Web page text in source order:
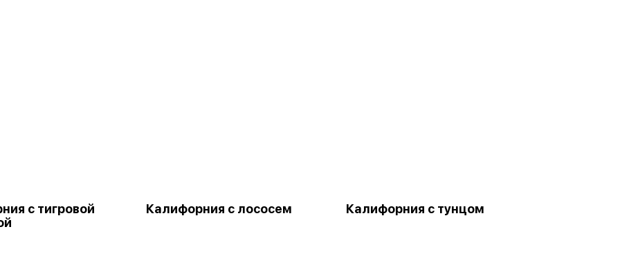
с тигровой
Калифорния с лососем Калифорния с тунцом